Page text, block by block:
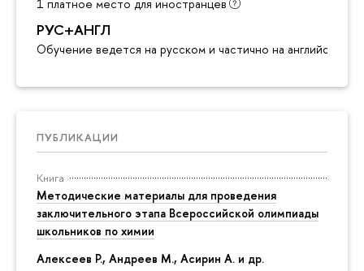
1 платное место для иностранцев
РУС+АНГЛ
Обучение ведется на русском и частично на английском
ПУБЛИКАЦИИ
Книга
Методические материалы для проведения
заключительного этапа Всероссийской олимпиады
школьников по химии
Алексеев Р., Андреев М., Асирин А. и др.